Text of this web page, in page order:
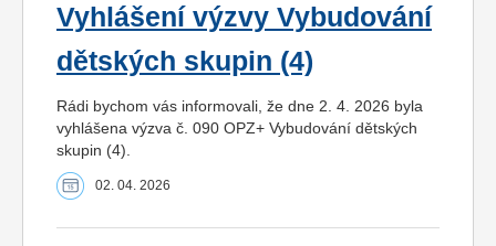
Vyhlášení výzvy Vybudování
dětských skupin (4)
Rádi bychom vás informovali, že dne 2. 4. 2026 byla
vyhlášena výzva č. 090 OPZ+ Vybudování dětských
skupin (4).
02. 04. 2026